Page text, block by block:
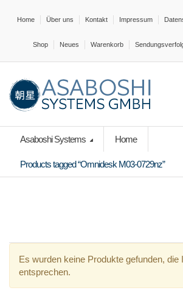
Home Über uns Kontakt Impressum
Shop Neues Warenkorb
Asaboshi Systems Home
Products tagged “Omnidesk M03-0729nz”
Es wurden keine Produkte gefunden, die
entsprechen.